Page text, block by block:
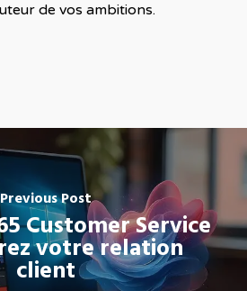
de vos ambitions.
Previous Post
Customer Service
votre relation
client